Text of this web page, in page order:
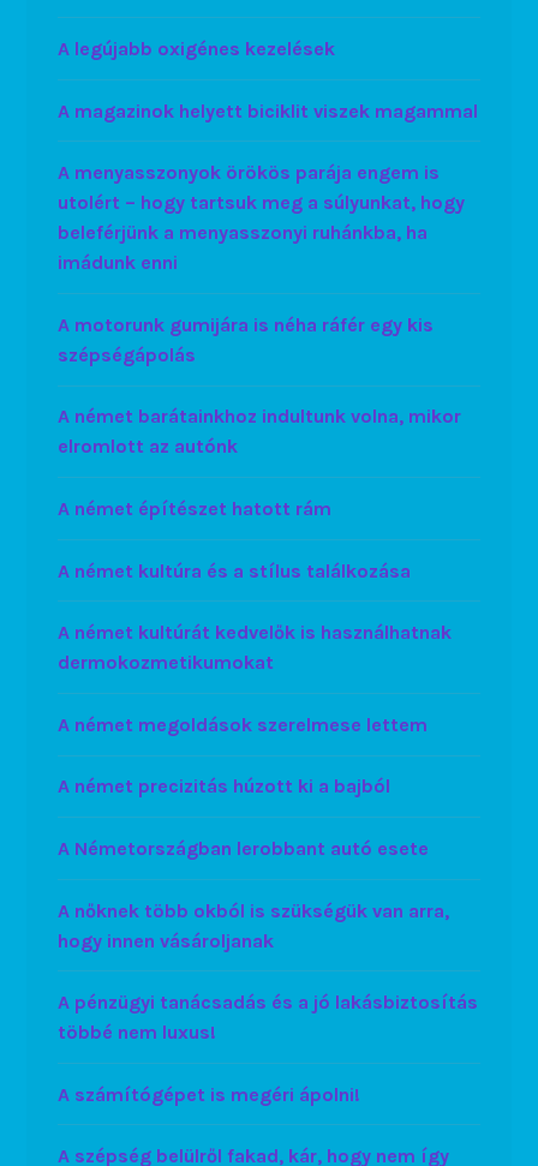
A legújabb oxigénes kezelések
A magazinok helyett biciklit viszek magammal
A menyasszonyok örökös parája engem is
utolért – hogy tartsuk meg a súlyunkat, hogy
beleférjünk a menyasszonyi ruhánkba, ha
imádunk enni
A motorunk gumijára is néha ráfér egy kis
szépségápolás
A német barátainkhoz indultunk volna, mikor
elromlott az autónk
A német építészet hatott rám
A német kultúra és a stílus találkozása
A német kultúrát kedvelők is használhatnak
dermokozmetikumokat
A német megoldások szerelmese lettem
A német precizitás húzott ki a bajból
A Németországban lerobbant autó esete
A nőknek több okból is szükségük van arra,
hogy innen vásároljanak
A pénzügyi tanácsadás és a jó lakásbiztosítás
többé nem luxus!
A számítógépet is megéri ápolni!
A szépség belülről fakad, kár, hogy nem így